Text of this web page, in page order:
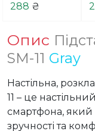
288 ₴
Опис
SM-11 Gray
Настільна,
11 – це
смартфона,
зручності та